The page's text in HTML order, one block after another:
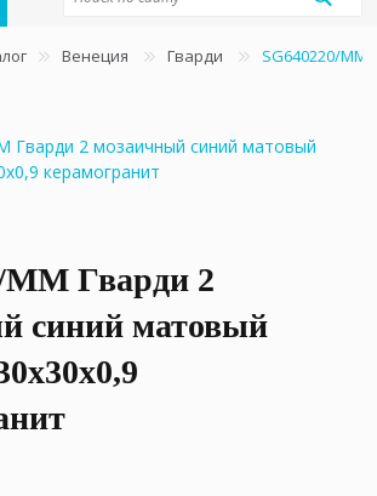
Венеция Гварди SG640220/
MM Гварди 2
синий матовый